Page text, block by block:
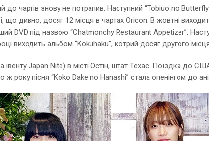
до чартів знову не потрапив. Наступний “Tobiuo no
що дивно, досяг 12 місця в чартах Oricon. В жовтні
DVD під назвою “Chatmonchy Restaurant Appetizer”.
виходить альбом “Kokuhaku”, котрий досяг другого
івенту Japan Nite) в місті Остін, штат Техас. Поїздка до
пісня “Koko Dake no Hanashi” стала опенінгом до